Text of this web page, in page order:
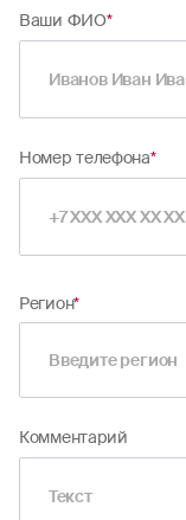
Ваши ФИО*
Номер телефона*
Регион*
Комментарий